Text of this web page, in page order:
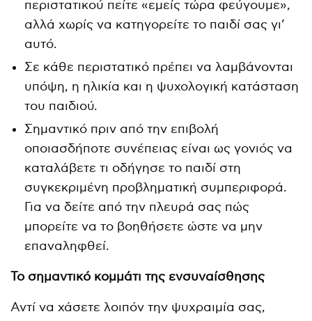
περιστατικού πείτε «εμείς τώρα φεύγουμε»,
αλλά χωρίς να κατηγορείτε το παιδί σας γι’
αυτό.
Σε κάθε περιστατικό πρέπει να λαμβάνονται
υπόψη, η ηλικία και η ψυχολογική κατάσταση
του παιδιού.
Σημαντικό πριν από την επιβολή
οποιασδήποτε συνέπειας είναι ως γονιός να
καταλάβετε τι οδήγησε το παιδί στη
συγκεκριμένη προβληματική συμπεριφορά.
Για να δείτε από την πλευρά σας πώς
μπορείτε να το βοηθήσετε ώστε να μην
επαναληφθεί.
Το σημαντικό κομμάτι της ενσυναίσθησης
Αντί να χάσετε λοιπόν την ψυχραιμία σας,